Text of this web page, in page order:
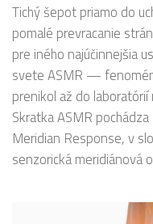
Tichý šepot priamo do
pomalé prevracanie
pre iného najúčinnejšia
svete ASMR —
prenikol až do
Skratka ASMR
Meridian Response, v
senzorická meridiánová